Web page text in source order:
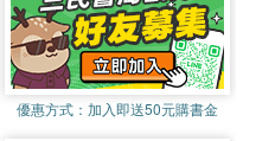
優惠方式： 加入即送50元購書金